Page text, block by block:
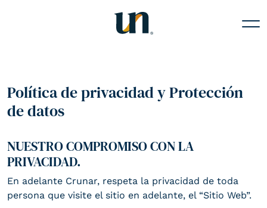
Inicio
Servicios
Portafolio
Política de privacidad y Protección
de datos
NUESTRO COMPROMISO CON LA
PRIVACIDAD.
En adelante Crunar, respeta la privacidad de toda
persona que visite el sitio en adelante, el “Sitio Web”.
algo grande juntos!
PONDREMOS EN CONTACTO.
Hola@crunar.mx
O Contáctenos